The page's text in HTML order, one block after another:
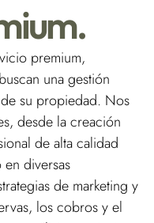
premium,
una gestión
su propiedad. Nos
desde la creación
de alta calidad
diversas
de marketing y
los cobros y el